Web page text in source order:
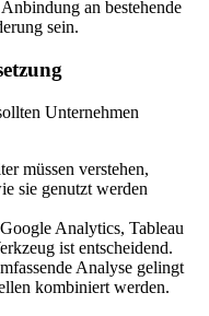
an bestehende
sein.
Unternehmen
müssen verstehen,
sie genutzt werden
Analytics, Tableau
ist entscheidend.
Analyse gelingt
kombiniert werden.